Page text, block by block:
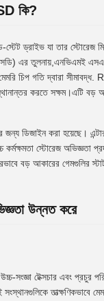
কি?
ড্রাইভ যা তার স্টোরেজ
এর তুলনায়,এনভিএমই
চিপ গতি দ্বারা
করতে সক্ষম।এটি
ডিজাইন করা হয়েছে।
স্টোরেজ অভিজ্ঞতা
বড় আকারের গেমগুলির
উন্নত করে
সংজ্ঞা টেক্সচার এবং প্রচুর
তাত্ক্ষণিকভাবে